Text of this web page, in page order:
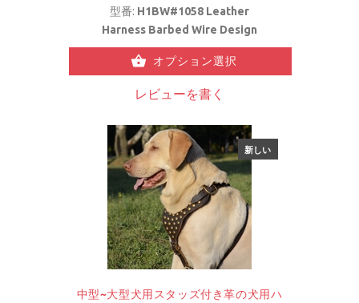
型番: H1BW#1058 Leather
Harness Barbed Wire Design
オプション選択
レビューを書く
新しい
中型~大型犬用スタッズ付き革の犬用ハ